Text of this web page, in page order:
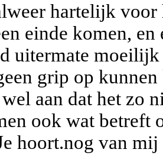
hartelijk voor
einde komen,
uitermate
grip op
aan dat het zo
ook wat betreft
hoort.nog van